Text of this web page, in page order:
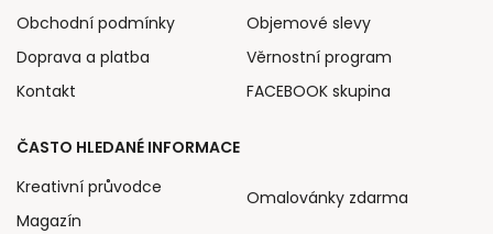
Obchodní podmínky
Doprava a platba
Kontakt
Objemové slevy
Věrnostní program
FACEBOOK skupina
ČASTO HLEDANÉ INFORMACE
Kreativní průvodce
Magazín
Omalovánky zdarma